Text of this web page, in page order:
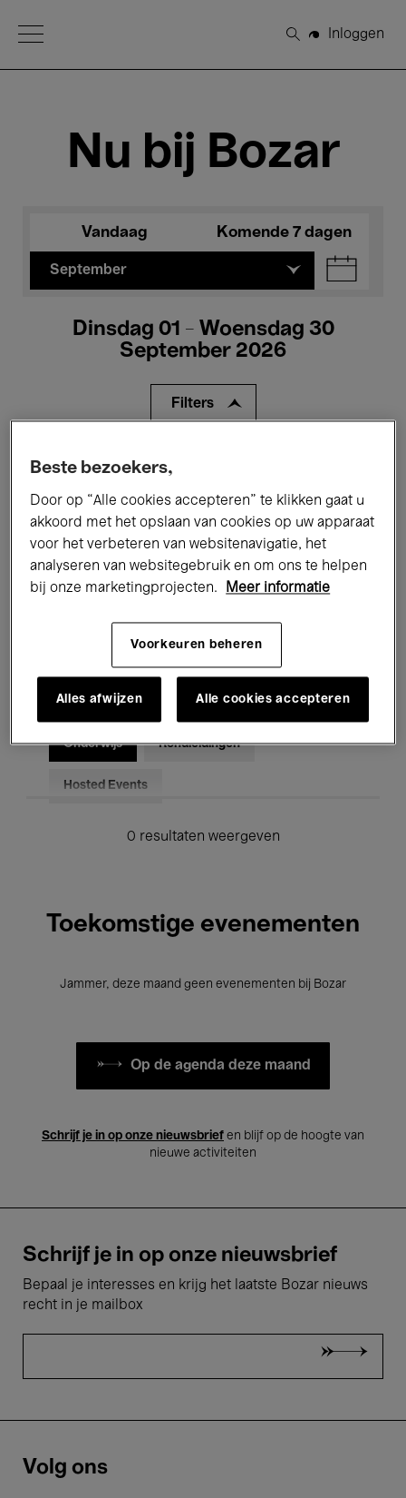
Open Menu
Zoeken
Inloggen
Nu bij Bozar
Vandaag Komende 7 dagen
September
Dinsdag 01 - Woensdag 30
September 2026
Filters
Alle evenementen
Tentoonstellingen Films
Performances Lezingen & Debatten
Jazz Klassieke Muziek Global Music
Voor iedereen Kids’ Palace
Onderwijs Rondleidingen
Hosted Events
0 resultaten weergeven
Toekomstige evenementen
Jammer, deze maand geen evenementen bij Bozar
Op de agenda deze maand
Schrijf je in op onze nieuwsbrief en blijf op de hoogte van
nieuwe activiteiten
Schrijf je in op onze nieuwsbrief
Bepaal je interesses en krijg het laatste Bozar nieuws
recht in je mailbox
Volg ons
Beste bezoekers,
Door op “Alle cookies accepteren” te klikken gaat u
akkoord met het opslaan van cookies op uw apparaat
voor het verbeteren van websitenavigatie, het
analyseren van websitegebruik en om ons te helpen
bij onze marketingprojecten.
Meer informatie
Voorkeuren beheren
Alles afwijzen Alle cookies accepteren